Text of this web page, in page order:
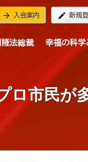
arrow_forward 入会案内 edit 新規
隆法総裁 幸福の科学
ロ市民